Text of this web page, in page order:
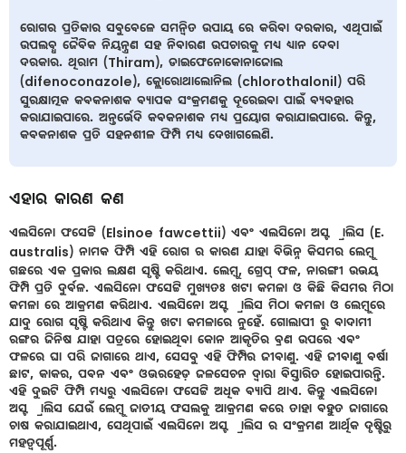
ରୋଗର ପ୍ରତିକାର ସବୁବେଳେ ସମନ୍ବିତ ଉପାୟ ରେ କରିବା ଦରକାର, ଏଥିପାଇଁ
ଉପଲବ୍ଧ ଜୈବିକ ନିୟନ୍ତ୍ରଣ ସହ ନିବାରଣ ଉପଚାରକୁ ମଧ୍ୟ ଧ୍ୟାନ ଦେବା
ଦରକାର. ଥିରାମ (Thiram), ଡାଇଫେନୋକୋନାଜୋଲ
(difenoconazole), କ୍ଲୋରୋଥାଲୋନିଲ (chlorothalonil) ପରି
ସୁରକ୍ଷାତ୍ମକ କବକନାଶକ ବ୍ୟାପକ ସଂକ୍ରମଣକୁ ଦୂରେଇବା ପାଇଁ ବ୍ୟବହାର
କରାଯାଇପାରେ. ଅନ୍ତର୍ଭେଦି କବକନାଶକ ମଧ୍ୟ ପ୍ରୟୋଗ କରାଯାଇପାରେ. କିନ୍ତୁ,
କବକନାଶକ ପ୍ରତି ସହନଶୀଳ ଫିମ୍ପି ମଧ୍ୟ ଦେଖାଗଲେଣି.
ଏହାର କାରଣ କଣ
ଏଲସିନୋ ଫସେଟ୍ଟି (Elsinoe fawcettii) ଏବଂ ଏଲସିନୋ ଅସ୍ଟ୍ରାଲିସ (E.
australis) ନାମକ ଫିମ୍ପି ଏହି ରୋଗ ର କାରଣ ଯାହା ବିଭିନ୍ନ କିସମର ଲେମ୍ବୁ
ଗଛରେ ଏକ ପ୍ରକାର ଲକ୍ଷଣ ସୃଷ୍ଟି କରିଥାଏ. ଲେମ୍ବୁ, ଗ୍ରେପ୍ ଫଳ, ନାରଙ୍ଗୀ ଉଭୟ
ଫିମ୍ପି ପ୍ରତି ଦୁର୍ବଳ. ଏଲସିନୋ ଫସେଟ୍ଟି ମୁଖ୍ୟତଃ ଖଟା କମଳା ଓ କିଛି କିସମର ମିଠା
କମଳା ରେ ଆକ୍ରମଣ କରିଥାଏ. ଏଲସିନୋ ଅସ୍ଟ୍ରାଲିସ ମିଠା କମଳା ଓ ଲେମ୍ବୁରେ
ଯାଦୁ ରୋଗ ସୃଷ୍ଟି କରିଥାଏ କିନ୍ତୁ ଖଟା କମଳାରେ ନୁହେଁ. ଗୋଲାପୀ ରୁ ବାଦାମୀ
ରଙ୍ଗର ଜିନିଷ ଯାହା ପତ୍ରରେ ହୋଇଥିବା କୋନ ଆକୃତିର ବ୍ରଣ ଉପରେ ଏବଂ
ଫଳରେ ଘା ପରି ଜାଗାରେ ଥାଏ, ସେସବୁ ଏହି ଫିମ୍ପିର ଜୀବାଣୁ. ଏହି ଜୀବାଣୁ ବର୍ଷା
ଛାଟ, କାକର, ପବନ ଏବଂ ଓଭରହେଡ଼ ଜଳସେଚନ ଦ୍ୱାରା ବିସ୍ତାରିତ ହୋଇପାରନ୍ତି.
ଏହି ଦୁଇଟି ଫିମ୍ପି ମଧ୍ୟରୁ ଏଲସିନୋ ଫସେଟ୍ଟି ଅଧିକ ବ୍ୟାପି ଥାଏ. କିନ୍ତୁ ଏଲସିନୋ
ଅସ୍ଟ୍ରାଲିସ ଯେଉଁ ଲେମ୍ବୁ ଜାତୀୟ ଫସଲକୁ ଆକ୍ରମଣ କରେ ତାହା ବହୁତ ଜାଗାରେ
ଚାଷ କରାଯାଇଥାଏ, ସେଥିପାଇଁ ଏଲସିନୋ ଅସ୍ଟ୍ରାଲିସ ର ସଂକ୍ରମଣ ଆର୍ଥିକ ଦୃଷ୍ଟିରୁ
ମହତ୍ୱପୂର୍ଣ୍ଣ.